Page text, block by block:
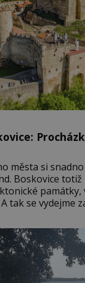
města si
Boskovice
památky,
tak se vydejme
Drahanské
roce 1313